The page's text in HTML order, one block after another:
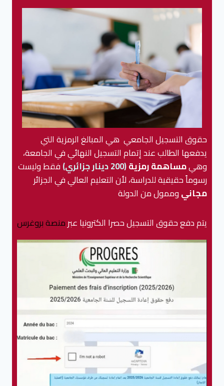
حقوق التسجيل الجامعي هي المبالغ الرمزية التي
يدفعها الطالب عند إتمام التسجيل النهائي في الجامعة،
وهيمساهمة رمزية(200 دينار جزائري)
فقط وليست
رسوماً حقيقية للدراسة، لأن التعليم العالي في الجزائر
مجانيوممول من الدولة
يتم دفع حقوق التسجيل حصرا الكترونيا عبرمنصة بروغرس